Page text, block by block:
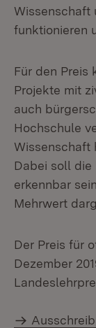
Wissenschaft
funktionieren
Für den Preis
Projekte mit
auch
Hochschule
Wissenschaft
Dabei soll die
erkennbar
Mehrwert
Der Preis für
Dezember